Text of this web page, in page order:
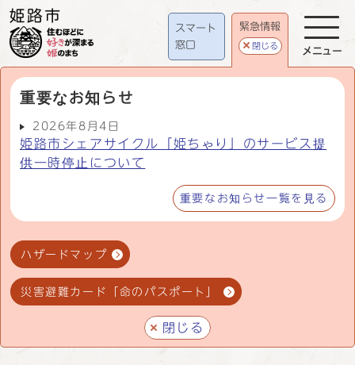
スマート
窓口
緊急情報
閉じる
重要なお知らせ
2026年8月4日
姫路市シェアサイクル「姫ちゃり」のサービス提
供一時停止について
重要なお知らせ一覧を見る
ハザードマップ
災害避難カード「命のパスポート」
閉じる
メニュー